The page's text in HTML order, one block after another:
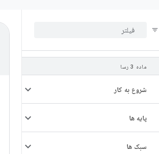
ماده 3 رسا
شروع به کار
پایه ها
سبک ها